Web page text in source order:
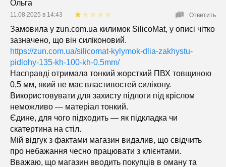
Ольга
11.08.2025 в 14:43
Замовила у zun.com.ua килимок SilicoMat, у описі чітко
зазначено, що він силіконовий.
https://zun.com.ua/silicomat-kylymok-dlia-zakhystu-
pidlohy-135-kh-100-kh-0.5mm/
Насправді отримала тонкий жорсткий ПВХ товщиною
0,5 мм, який не має властивостей силікону.
Використовувати для захисту підлоги під кріслом
неможливо — матеріал тонкий.
Єдине, для чого підходить — як підкладка чи
скатертина на стіл.
Мій відгук з фактами магазин видалив, що свідчить
про небажання чесно працювати з клієнтами.
Вважаю, що магазин вводить покупців в оману та
Ответить